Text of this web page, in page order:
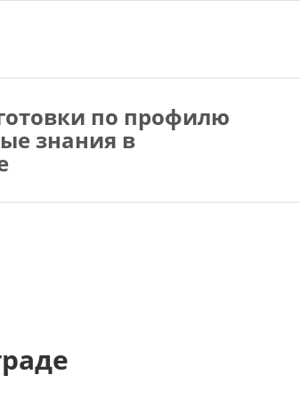
по профилю
знания в